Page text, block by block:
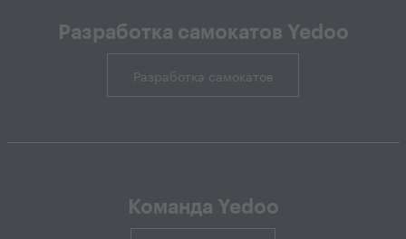
Разработка самокатов Yedoo
Разработка самокатов
Команда Yedoo